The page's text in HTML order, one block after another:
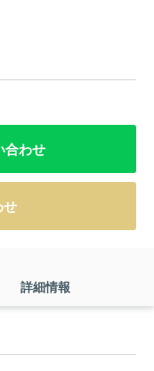
合わせ
せ
詳細情報